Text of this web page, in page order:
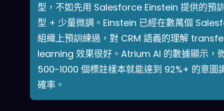
型，不如先用 Salesforce Einstein 提供的預
型 + 少量微調。Einstein 已經在數萬個
組織上預訓練過，對 CRM 語義的理解
learning 效果很好。Atrium AI 的數據顯示，
500-1000 個標註樣本就能達到 92%+ 的意圖
確率。